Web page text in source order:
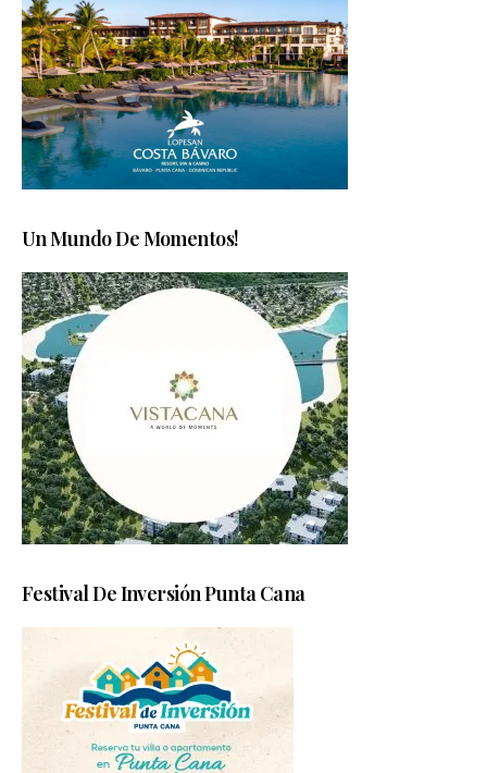
Un Mundo De Momentos!
Festival De Inversión Punta Cana